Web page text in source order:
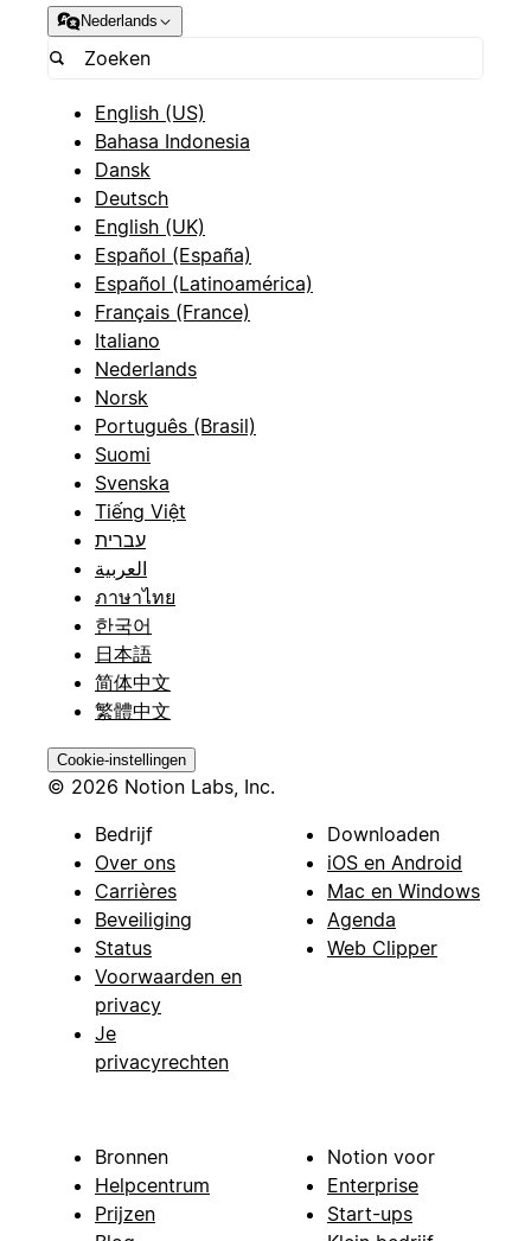
Nederlands
English (US)
Bahasa Indonesia
Dansk
Deutsch
English (UK)
Español (España)
Español (Latinoamérica)
Français (France)
Italiano
Nederlands
Norsk
Português (Brasil)
Suomi
Svenska
Tiếng Việt
עברית
العربية
ภาษาไทย
한국어
日本語
简体中文
繁體中文
Cookie-instellingen
© 2026 Notion Labs, Inc.
Bedrijf
Over ons
Carrières
Beveiliging
Status
Voorwaarden en
privacy
Je
privacyrechten
Downloaden
iOS en Android
Mac en Windows
Agenda
Web Clipper
Bronnen
Helpcentrum
Prijzen
Notion voor
Enterprise
Start-ups